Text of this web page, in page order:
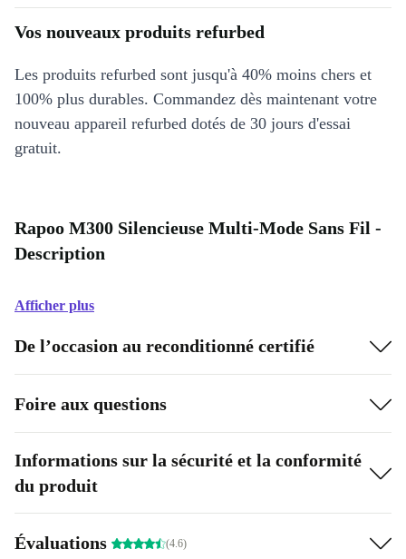
Vos nouveaux produits refurbed
Les produits refurbed sont jusqu'à 40% moins chers et
100% plus durables. Commandez dès maintenant votre
nouveau appareil refurbed dotés de 30 jours d'essai
gratuit.
Rapoo M300 Silencieuse Multi-Mode Sans Fil -
Description
Afficher plus
De l’occasion au reconditionné certifié
Foire aux questions
Informations sur la sécurité et la conformité
du produit
Évaluations (4.6)